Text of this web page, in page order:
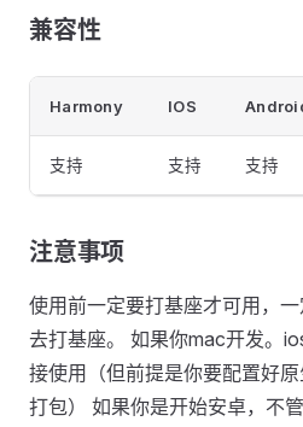
兼容性
Harmony IOS
支持 支持 支持
注意事项
使用前一定要打基座才可用，
去打基座。 如果你mac开发。
接使用（但前提是你要配置好
打包） 如果你是开始安卓，不